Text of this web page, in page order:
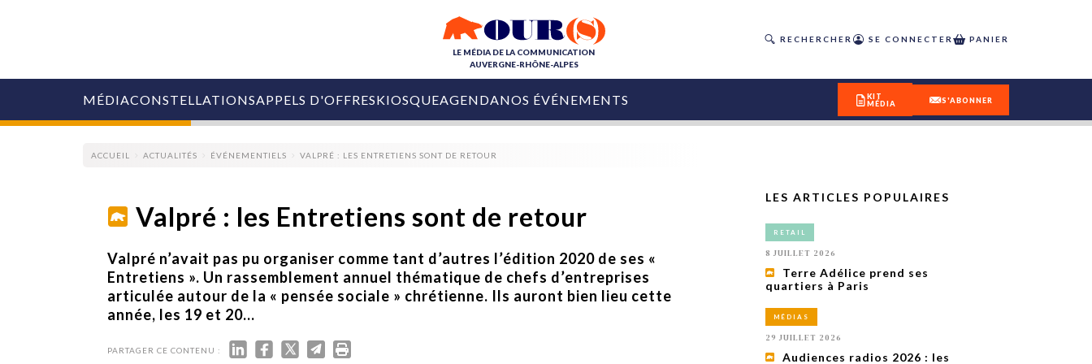
LE MÉDIA DE LA COMMUNICATION
AUVERGNE-RHÔNE-ALPES
RECHERCHER SE CONNECTER PANIER
MÉDIA
COLLECTIVITÉS
MARQUES
AGENCES
RETAIL
MÉDIAS
ÉVÉNEMENTIELS
Nice : Denis Zanon
est décédé
COLLECTIVITÉS
PUBLIÉ LE 31 JUILLET 2026
Ardèche
Tourisme lance
29 JUILLET 2026
CONSTELLATIONSAPPELS D'OFFRESKIOSQUEAGENDANOS ÉVÉNEMENTS
OURS DU DIGITAL
LES RENDEZ-VOUS MÉDIA
INFLUENCE IA
KIT
MÉDIA
S'ABONNER
ACCUEIL ACTUALITÉS ÉVÉNEMENTIELS VALPRÉ : LES ENTRETIENS SONT DE RETOUR
Valpré : les Entretiens sont de retour
Valpré n’avait pas pu organiser comme tant d’autres l’édition 2020 de ses «
Entretiens ». Un rassemblement annuel thématique de chefs d’entreprises
articulée autour de la « pensée sociale » chrétienne. Ils auront bien lieu cette
année, les 19 et 20...
PARTAGER CE CONTENU :
LES ARTICLES POPULAIRES
RETAIL
8 JUILLET 2026
Terre Adélice prend ses
quartiers à Paris
MÉDIAS
29 JUILLET 2026
Audiences radios 2026 : les